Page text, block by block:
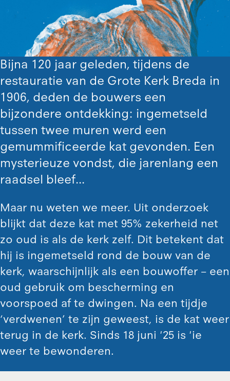
Bijna 120 jaar geleden, tijdens de
restauratie van de Grote Kerk Breda in
1906, deden de bouwers een
bijzondere ontdekking: ingemetseld
tussen twee muren werd een
gemummificeerde kat gevonden. Een
mysterieuze vondst, die jarenlang een
raadsel bleef...
Maar nu weten we meer. Uit onderzoek
blijkt dat deze kat met 95% zekerheid net
zo oud is als de kerk zelf. Dit betekent dat
hij is ingemetseld rond de bouw van de
kerk, waarschijnlijk als een bouwoffer – een
oud gebruik om bescherming en
voorspoed af te dwingen. Na een tijdje
‘verdwenen’ te zijn geweest, is de kat weer
terug in de kerk. Sinds 18 juni '25 is 'ie
weer te bewonderen.